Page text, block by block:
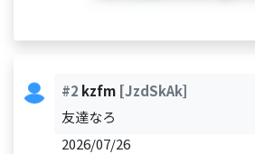
#2 kzfm [JzdSkAk]
友達なろ
2026/07/26